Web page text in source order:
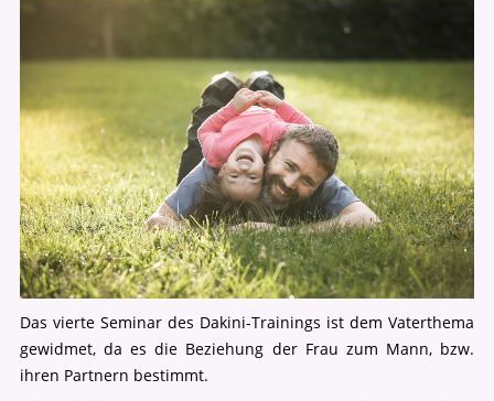
Das vierte Seminar des Dakini-Trainings ist dem Vaterthema
gewidmet, da es die Beziehung der Frau zum Mann, bzw.
ihren Partnern bestimmt.